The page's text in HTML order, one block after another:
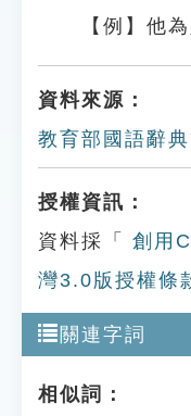
【例】他
資料來源：
教育部國語辭
授權資訊：
資料採「
創用
灣3.0版授權條
關連字詞
相似詞：